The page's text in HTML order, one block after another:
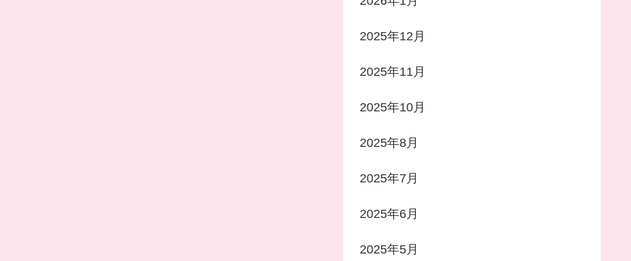
2025年12月
2025年11月
2025年10月
2025年8月
2025年7月
2025年6月
2025年5月